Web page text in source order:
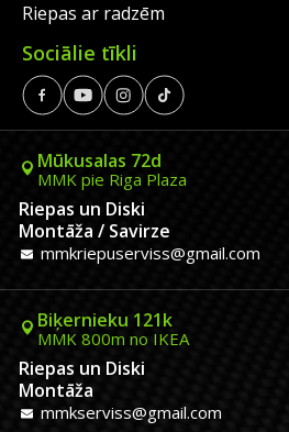
Riepas ar radzēm
Sociālie tīkli
Mūkusalas 72d
MMK pie Riga Plaza
Riepas un Diski
Montāža / Savirze
mmkriepuserviss@gmail.com
Biķernieku 121k
MMK 800m no IKEA
Riepas un Diski
Montāža
mmkserviss@gmail.com